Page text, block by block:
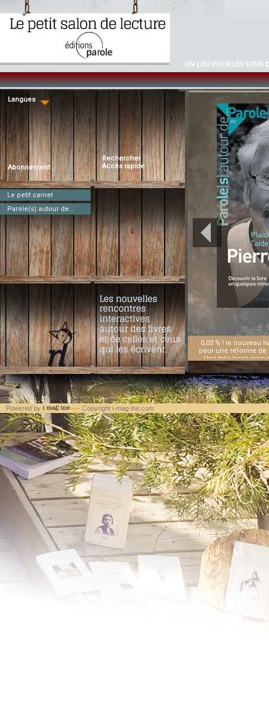
UN LIEU POUR LES GENS
Langues
Abonnement
Rechercher
Accès rapide
Le petit carnet
Parole(s) autour de...
0,03 % ! le nouveau
pour une réforme de
Une très large
consacrée à des
les continents, entre
dépendent d’une aide
solidarité
principe fondamental
aidants et les aidés.
difficultés qui
réunir les
conviendrait de
la suspicion voire à
antiterroristes ne
auxquelles sont
leur insécurité. Après
des différents
hypothèquent
Micheletti dresse
préserver une
d’instrumentalisation
sillage de la
sur la situation
propositions
financement des
donne son titre à
rejoint Médecins du
l’organisation de
l’Institut d’Etudes
master «
Internationales » et à
diplôme « santé-
président d’Action
notamment l’auteur
d’un médecin du
Powered by - Copyright i-mag-ine.com